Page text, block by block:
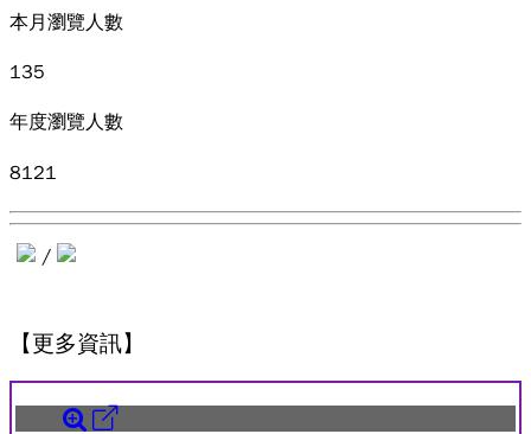
本月瀏覽人數
135
年度瀏覽人數
8121
/
【更多資訊】